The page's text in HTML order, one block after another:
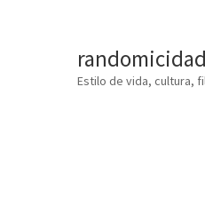
Estilo de vida, cultura,